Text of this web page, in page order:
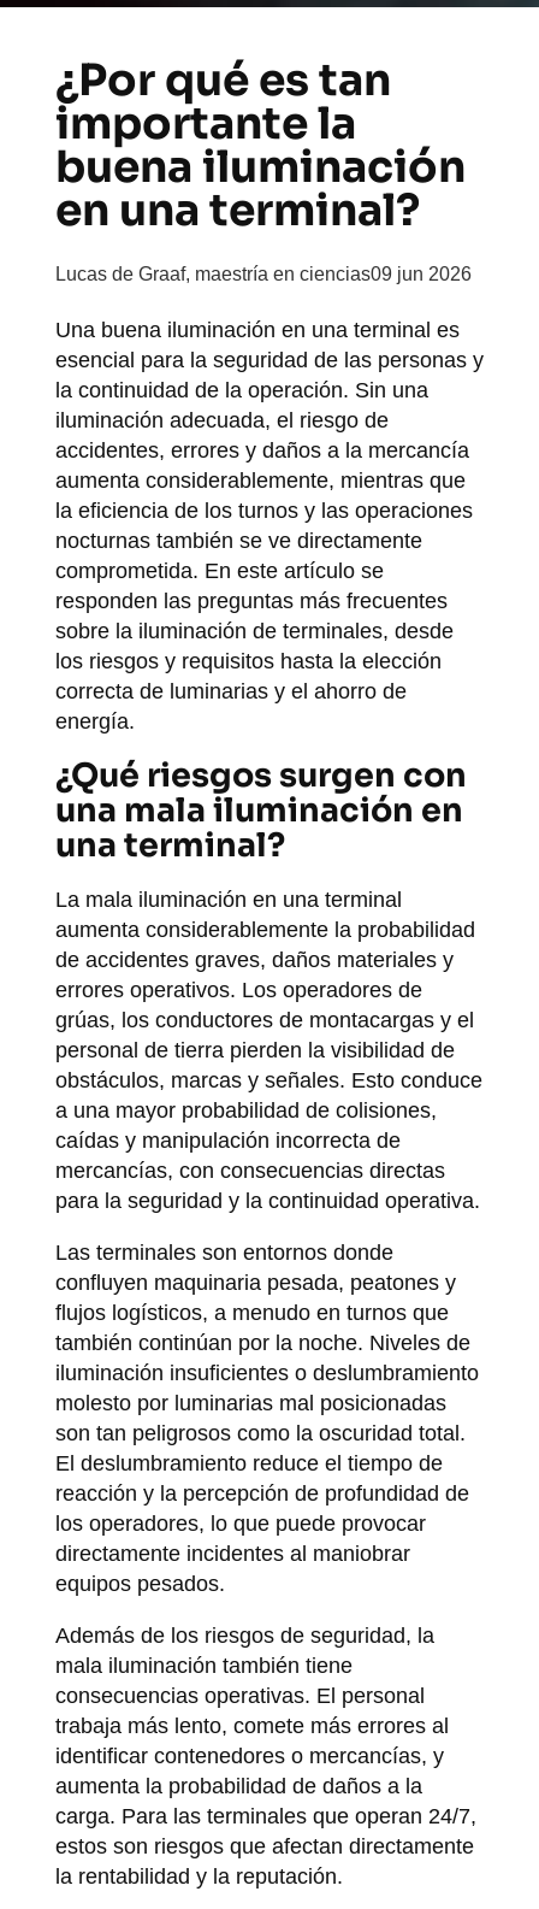
¿Por qué es tan
importante la
buena iluminación
en una terminal?
Lucas de Graaf, maestría en ciencias09 jun 2026
Una buena iluminación en una terminal es
esencial para la seguridad de las personas y
la continuidad de la operación. Sin una
iluminación adecuada, el riesgo de
accidentes, errores y daños a la mercancía
aumenta considerablemente, mientras que
la eficiencia de los turnos y las operaciones
nocturnas también se ve directamente
comprometida. En este artículo se
responden las preguntas más frecuentes
sobre la iluminación de terminales, desde
los riesgos y requisitos hasta la elección
correcta de luminarias y el ahorro de
energía.
¿Qué riesgos surgen con
una mala iluminación en
una terminal?
La mala iluminación en una terminal
aumenta considerablemente la probabilidad
de accidentes graves, daños materiales y
errores operativos. Los operadores de
grúas, los conductores de montacargas y el
personal de tierra pierden la visibilidad de
obstáculos, marcas y señales. Esto conduce
a una mayor probabilidad de colisiones,
caídas y manipulación incorrecta de
mercancías, con consecuencias directas
para la seguridad y la continuidad operativa.
Las terminales son entornos donde
confluyen maquinaria pesada, peatones y
flujos logísticos, a menudo en turnos que
también continúan por la noche. Niveles de
iluminación insuficientes o deslumbramiento
molesto por luminarias mal posicionadas
son tan peligrosos como la oscuridad total.
El deslumbramiento reduce el tiempo de
reacción y la percepción de profundidad de
los operadores, lo que puede provocar
directamente incidentes al maniobrar
equipos pesados.
Además de los riesgos de seguridad, la
mala iluminación también tiene
consecuencias operativas. El personal
trabaja más lento, comete más errores al
identificar contenedores o mercancías, y
aumenta la probabilidad de daños a la
carga. Para las terminales que operan 24/7,
estos son riesgos que afectan directamente
la rentabilidad y la reputación.